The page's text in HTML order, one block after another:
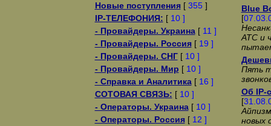
Новые поступления[ 355 ]
IP-ТЕЛЕФОНИЯ: [ 10 ]
- Провайдеры. Украина[ 11 ]
- Провайдеры. Россия[ 19 ]
- Провайдеры. СНГ[ 10 ]
- Провайдеры. Мир [ 10 ]
- Справка и Аналитика[ 16 ]
СОТОВАЯ СВЯЗЬ: [ 10 ]
- Операторы. Украина[ 10 ]
- Операторы. Россия[ 12 ]
Blue
[
АТС и
Пять
Об IP-
[
новых